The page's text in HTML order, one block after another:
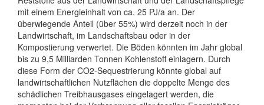
mit einem Energieinhalt von ca. 25 PJ/a an. Der
überwiegende Anteil (über 55%) wird derzeit noch in der
Landwirtschaft, im Landschaftsbau oder in der
Kompostierung verwertet. Die Böden könnten im Jahr global
bis zu 9,5 Milliarden Tonnen Kohlenstoff einlagern. Durch
diese Form der CO2-Sequestrierung könnte global auf
landwirtschaftlichen Nutzflächen die doppelte Menge des
schädlichen Treibhausgases eingelagert werden, die